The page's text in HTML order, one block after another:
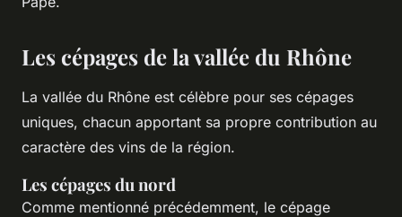
Les cépages de la vallée du Rhône
La vallée du Rhône est célèbre pour ses cépages
uniques, chacun apportant sa propre contribution au
caractère des vins de la région.
Les cépages du nord
Comme mentionné précédemment, le cépage